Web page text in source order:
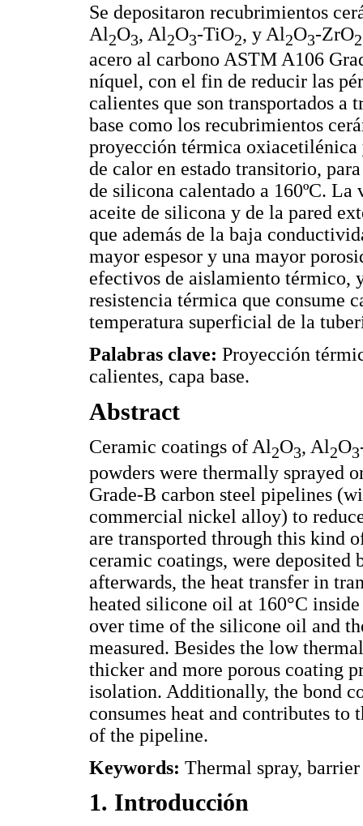
Se depositaron recubrimientos
Al2O3, Al2O3-TiO2, y Al2O3-ZrO2
acero al carbono ASTM A106
níquel, con el fin de reducir las
calientes que son transportados a
base como los recubrimientos
proyección térmica oxiacetilénica
de calor en estado transitorio,
de silicona calentado a 160ºC.
aceite de silicona y de la pared
que además de la baja
mayor espesor y una mayor
efectivos de aislamiento térmico,
resistencia térmica que consume
temperatura superficial de la
Palabras clave: Proyección
calientes, capa base.
Abstract
Ceramic coatings of Al2O3, Al2O3
powders were thermally sprayed
Grade-B carbon steel pipelines
commercial nickel alloy) to
are transported through this kind
ceramic coatings, were deposited
afterwards, the heat transfer in
heated silicone oil at 160°C
over time of the silicone oil and
measured. Besides the low
thicker and more porous coating
isolation. Additionally, the bond
consumes heat and contributes
of the pipeline.
Keywords: Thermal spray,
1. Introducción